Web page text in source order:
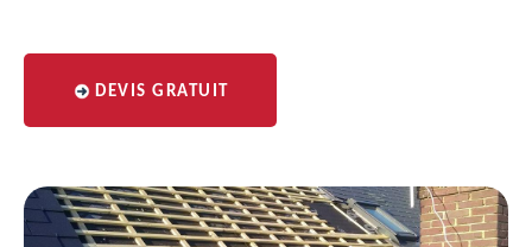
DEVIS GRATUIT